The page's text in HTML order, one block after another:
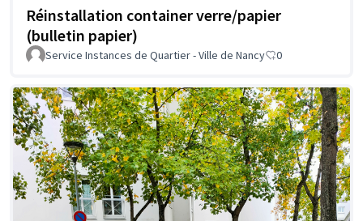
Réinstallation container verre/papier
(bulletin papier)
Service Instances de Quartier - Ville de Nancy 0